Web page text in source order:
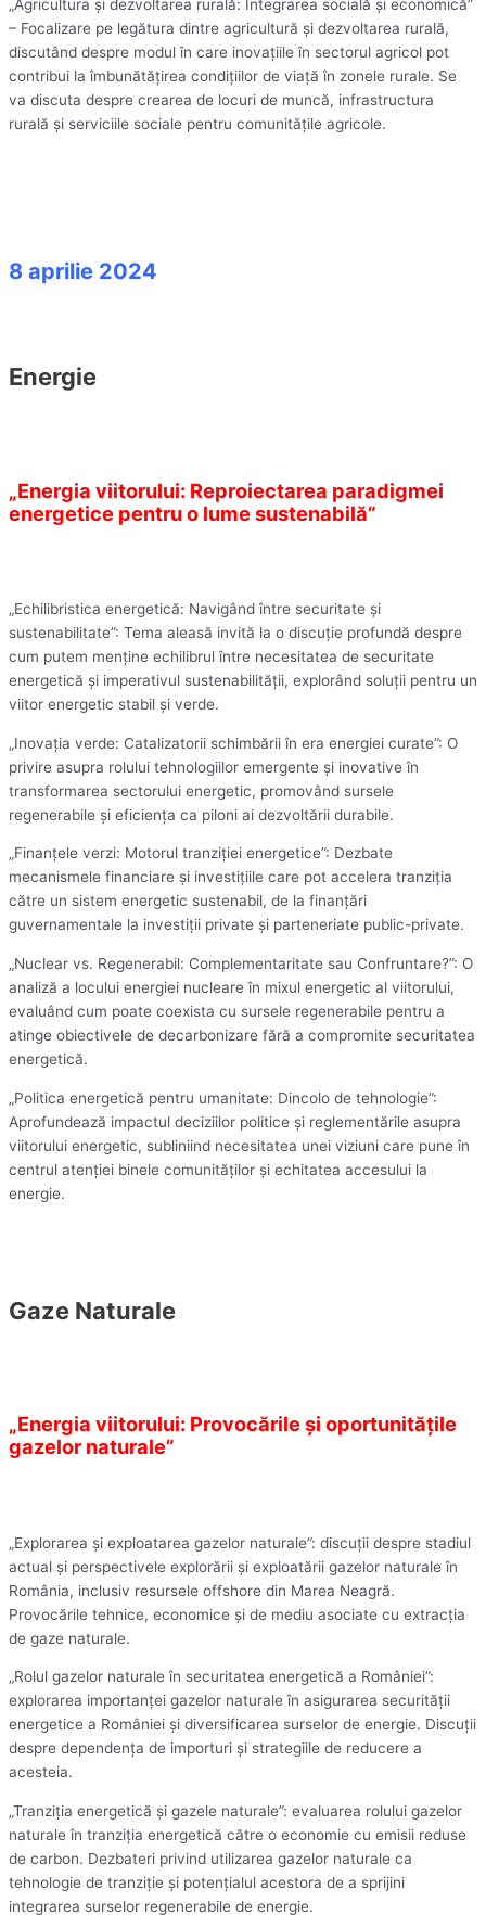
„Agricultura și dezvoltarea rurală: Integrarea socială și economică”
– Focalizare pe legătura dintre agricultură și dezvoltarea rurală,
discutând despre modul în care inovațiile în sectorul agricol pot
contribui la îmbunătățirea condițiilor de viață în zonele rurale. Se
va discuta despre crearea de locuri de muncă, infrastructura
rurală și serviciile sociale pentru comunitățile agricole.
8 aprilie 2024
Energie
„Energia viitorului: Reproiectarea paradigmei
energetice pentru o lume sustenabilă”
„Echilibristica energetică: Navigând între securitate și
sustenabilitate”: Tema aleasă invită la o discuție profundă despre
cum putem menține echilibrul între necesitatea de securitate
energetică și imperativul sustenabilității, explorând soluții pentru un
viitor energetic stabil și verde.
„Inovația verde: Catalizatorii schimbării în era energiei curate”: O
privire asupra rolului tehnologiilor emergente și inovative în
transformarea sectorului energetic, promovând sursele
regenerabile și eficiența ca piloni ai dezvoltării durabile.
„Finanțele verzi: Motorul tranziției energetice”: Dezbate
mecanismele financiare și investițiile care pot accelera tranziția
către un sistem energetic sustenabil, de la finanțări
guvernamentale la investiții private și parteneriate public-private.
„Nuclear vs. Regenerabil: Complementaritate sau Confruntare?”: O
analiză a locului energiei nucleare în mixul energetic al viitorului,
evaluând cum poate coexista cu sursele regenerabile pentru a
atinge obiectivele de decarbonizare fără a compromite securitatea
energetică.
„Politica energetică pentru umanitate: Dincolo de tehnologie”:
Aprofundează impactul deciziilor politice și reglementările asupra
viitorului energetic, subliniind necesitatea unei viziuni care pune în
centrul atenției binele comunităților și echitatea accesului la
energie.
Gaze Naturale
„Energia viitorului: Provocările și oportunitățile
gazelor naturale”
„Explorarea și exploatarea gazelor naturale”: discuții despre stadiul
actual și perspectivele explorării și exploatării gazelor naturale în
România, inclusiv resursele offshore din Marea Neagră.
Provocările tehnice, economice și de mediu asociate cu extracția
de gaze naturale.
„Rolul gazelor naturale în securitatea energetică a României”:
explorarea importanței gazelor naturale în asigurarea securității
energetice a României și diversificarea surselor de energie. Discuții
despre dependența de importuri și strategiile de reducere a
acesteia.
„Tranziția energetică și gazele naturale”: evaluarea rolului gazelor
naturale în tranziția energetică către o economie cu emisii reduse
de carbon. Dezbateri privind utilizarea gazelor naturale ca
tehnologie de tranziție și potențialul acestora de a sprijini
integrarea surselor regenerabile de energie.